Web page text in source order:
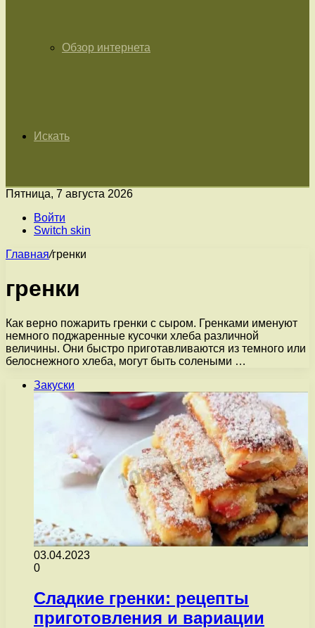
Обзор интернета
Искать
Пятница, 7 августа 2026
Войти
Switch skin
Главная/гренки
гренки
Как верно пожарить гренки с сыром. Гренками именуют
немного поджаренные кусочки хлеба различной
величины. Они быстро приготавливаются из темного или
белоснежного хлеба, могут быть солеными …
Закуски
03.04.2023
0
Сладкие гренки: рецепты
приготовления и вариации